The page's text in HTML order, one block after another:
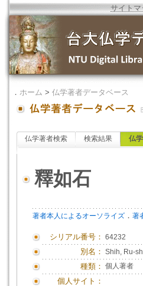
サイトマ
． ホーム > 仏学著者データベース
仏学著者検索 検索結果 仏
釋如石
著者本人によるオーソライズ ． 著
シリアル番号： 64232
別名： Shih, Ru-
種類： 個人著者
個人サイト：